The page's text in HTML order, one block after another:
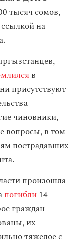
тысяч сомов,
на
в
присутствуют
чиновники,
вопросы, в том
пострадавших
произошла
погибли14
граждан
их
тяжелое с